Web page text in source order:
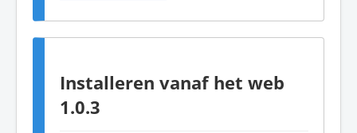
Installeren vanaf het web
1.0.3